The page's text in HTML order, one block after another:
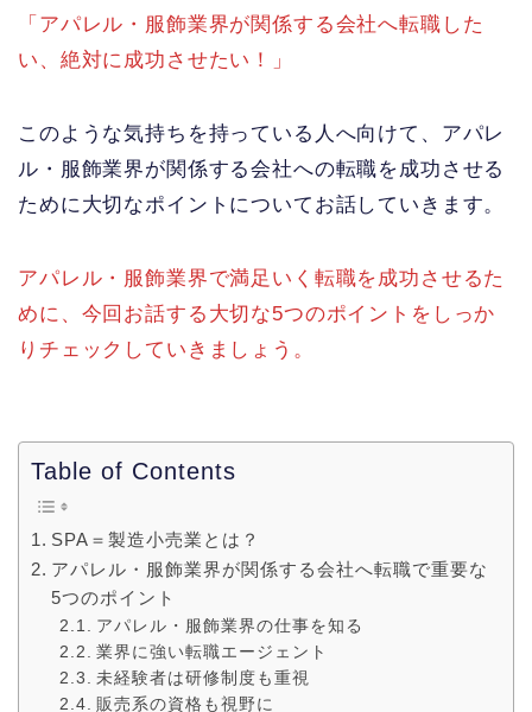
「アパレル・服飾業界が関係する会社へ転職した
い、絶対に成功させたい！」
このような気持ちを持っている人へ向けて、アパレ
ル・服飾業界が関係する会社への転職を成功させる
ために大切なポイントについてお話していきます。
アパレル・服飾業界で満足いく転職を成功させるた
めに、今回お話する大切な5つのポイントをしっか
りチェックしていきましょう。
Table of Contents
SPA＝製造小売業とは？
アパレル・服飾業界が関係する会社へ転職で重要な
5つのポイント
アパレル・服飾業界の仕事を知る
業界に強い転職エージェント
未経験者は研修制度も重視
販売系の資格も視野に